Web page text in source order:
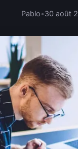
Pablo•30 août